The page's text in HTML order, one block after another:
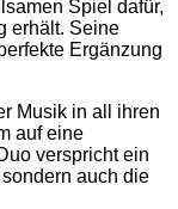
Spiel dafür,
erhält. Seine
Ergänzung
Musik in all ihren
auf eine
verspricht ein
auch die